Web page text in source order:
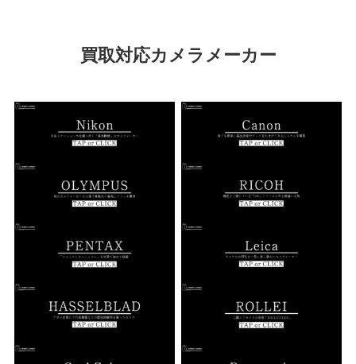
買取対応カメラメーカー